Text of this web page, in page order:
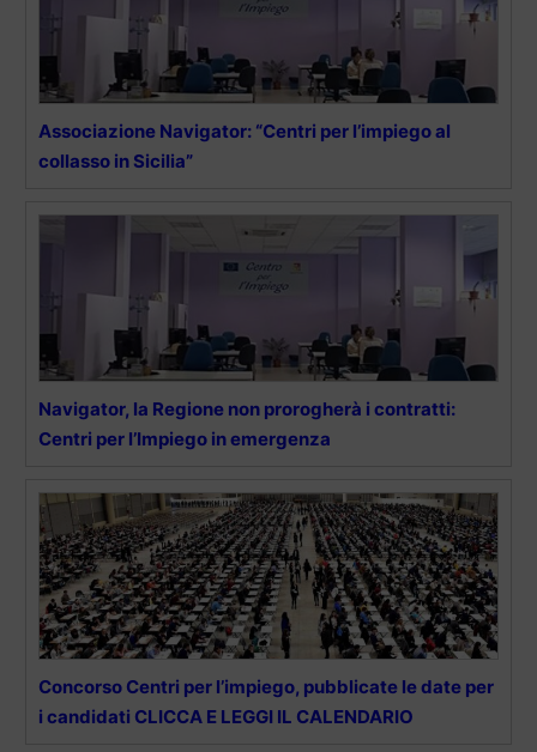
Associazione Navigator: “Centri per l’impiego al
collasso in Sicilia”
Navigator, la Regione non prorogherà i contratti:
Centri per l’Impiego in emergenza
Concorso Centri per l’impiego, pubblicate le date per
i candidati CLICCA E LEGGI IL CALENDARIO